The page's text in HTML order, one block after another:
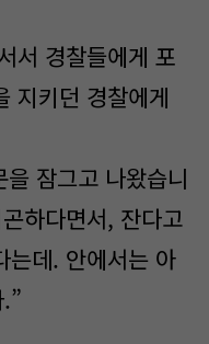
서 경찰들에게 포
지키던 경찰에게
잠그고 나왔습니
하다면서, 잔다고
는데. 안에서는 아